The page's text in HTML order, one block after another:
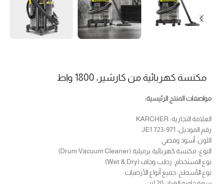
مكنسة كهربائية من كارشير، 1800 واط
مواصفات المنتج الرئيسية:
العلامة التجارية: KARCHER
رقم الموديل: JE1.723-971
اللون: أسود وفضي
النوع: مكنسة كهربائية برميلية (Drum Vacuum Cleaner)
نوع الاستخدام: رطب وجاف (Wet & Dry)
نوع الأسطح: جميع أنواع الأرضيات